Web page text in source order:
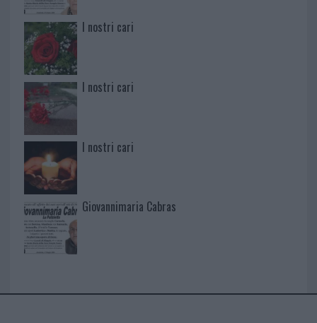
I nostri cari
I nostri cari
I nostri cari
Giovannimaria Cabras